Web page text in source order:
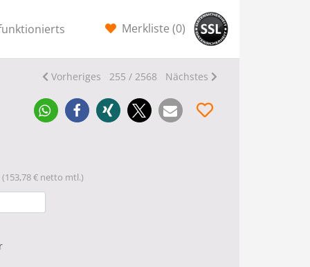
Merkliste (0)
Vorheriges 255 / 2568 Nächstes
(153,78 € netto mtl.)